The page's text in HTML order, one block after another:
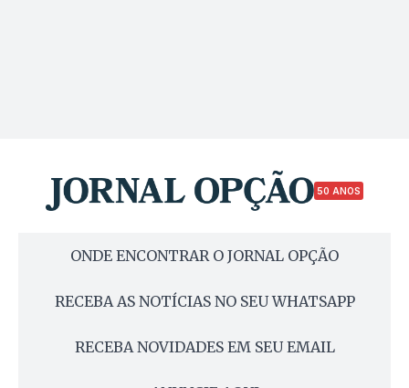
50 ANOS
ONDE ENCONTRAR O JORNAL OPÇÃO
RECEBA AS NOTÍCIAS NO SEU WHATSAPP
RECEBA NOVIDADES EM SEU EMAIL